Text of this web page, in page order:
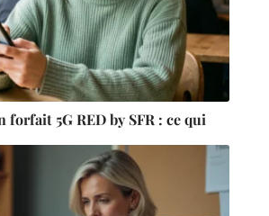
forfait 5G RED by SFR : ce qui